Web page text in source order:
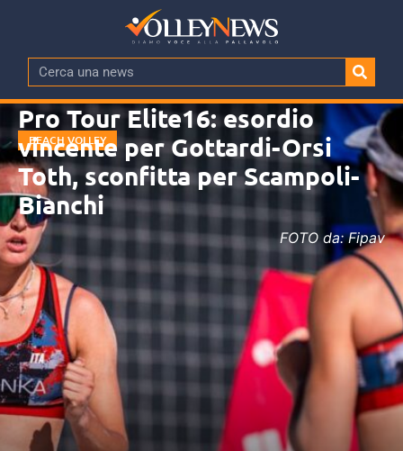
BEACH VOLLEY
Pro Tour Elite16: esordio
vincente per Gottardi-Orsi
Toth, sconfitta per Scampoli-
Bianchi
FOTO da: Fipav